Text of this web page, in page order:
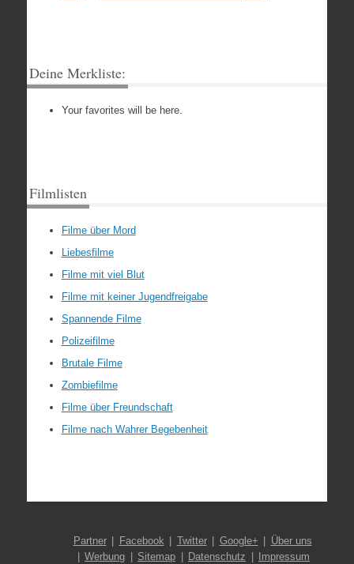
Deine Merkliste:
Your favorites will be here.
Filmlisten
Filme über Mord
Liebesfilme
Filme mit viel Blut
Filme mit keiner Jugendfreigabe
Spannende Filme
Polizeifilme
Brutale Filme
Zombiefilme
Filme über Freundschaft
Filme nach Wahrer Begebenheit
Partner Facebook Twitter Google+
Über uns
Werbung
Sitemap Datenschutz Impressum